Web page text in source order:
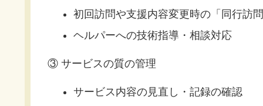
初回訪問や支援内容変更時の「同行訪問
ヘルパーへの技術指導・相談対応
③ サービスの質の管理
サービス内容の見直し・記録の確認